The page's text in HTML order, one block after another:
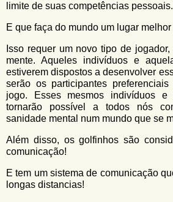
limite de suas competências pessoais.
E que faça do mundo um lugar
Isso requer um novo tipo de
mente. Aqueles indivíduos e
estiverem dispostos a desenvolver
serão os participantes
jogo. Esses mesmos indivíduos e
tornarão possível a todos nós
sanidade mental num mundo que se
Além disso, os golfinhos são
comunicação!
E tem um sistema de comunicação
longas distancias!